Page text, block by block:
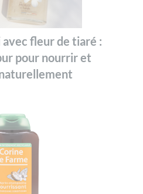
fleur de tiaré :
pour nourrir et